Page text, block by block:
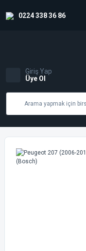
0224 338 36 86
Giriş Yap
Üye Ol